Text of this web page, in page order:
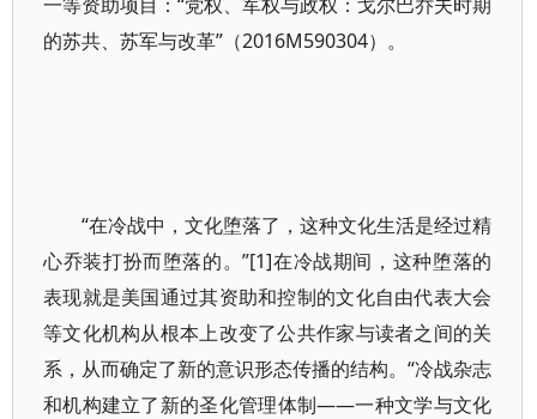
的苏共、苏军与改革”（2016M590304）。
“在冷战中，文化堕落了，这种文化生活是经过精
心乔装打扮而堕落的。”[1]在冷战期间，这种堕落的
表现就是美国通过其资助和控制的文化自由代表大会
等文化机构从根本上改变了公共作家与读者之间的关
系，从而确定了新的意识形态传播的结构。“冷战杂志
和机构建立了新的圣化管理体制——一种文学与文化